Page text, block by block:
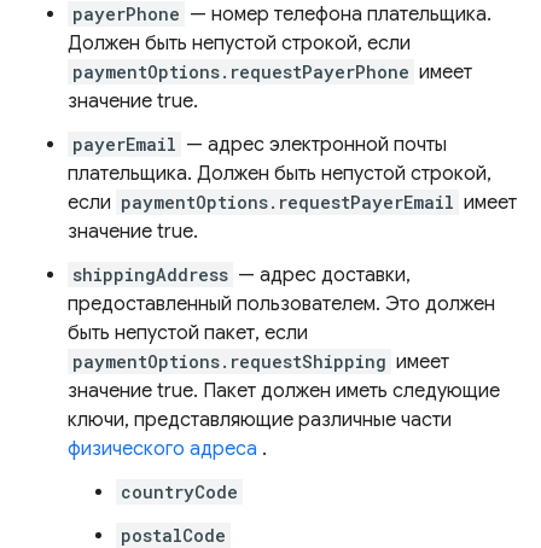
payerPhone — номер телефона плательщика.
Должен быть непустой строкой, если
paymentOptions.requestPayerPhone имеет
значение true.
payerEmail — адрес электронной почты
плательщика. Должен быть непустой строкой,
если paymentOptions.requestPayerEmail имеет
значение true.
shippingAddress — адрес доставки,
предоставленный пользователем. Это должен
быть непустой пакет, если
paymentOptions.requestShipping имеет
значение true. Пакет должен иметь следующие
ключи, представляющие различные части
физического адреса .
countryCode
postalCode